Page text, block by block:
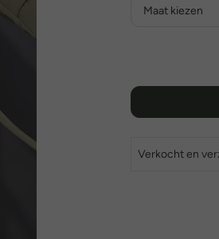
Maat kiezen
Verkocht en